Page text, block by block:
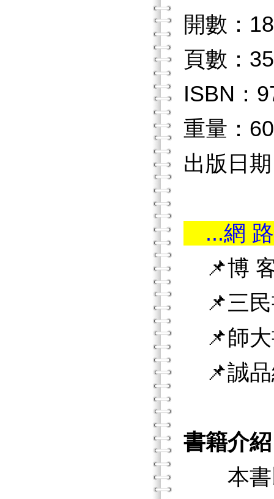
開數：18
頁數：
ISBN：
重量：
出版日
...網
📌博
📌三民
📌師大
📌誠品
書籍介紹
本書以